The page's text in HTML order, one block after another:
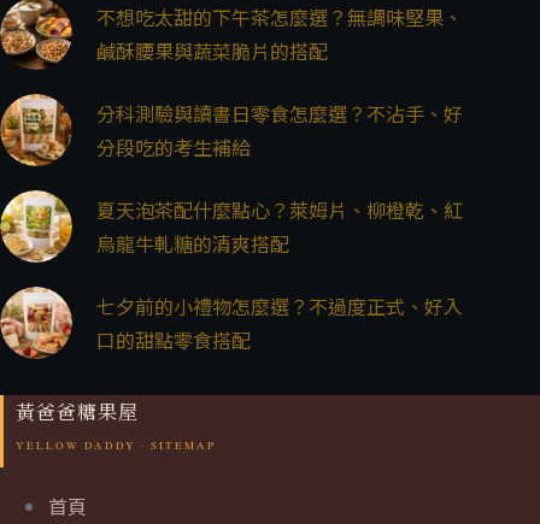
不想吃太甜的下午茶怎麼選？無調味堅果、
鹹酥腰果與蔬菜脆片的搭配
分科測驗與讀書日零食怎麼選？不沾手、好
分段吃的考生補給
夏天泡茶配什麼點心？萊姆片、柳橙乾、紅
烏龍牛軋糖的清爽搭配
七夕前的小禮物怎麼選？不過度正式、好入
口的甜點零食搭配
黃爸爸糖果屋
首頁